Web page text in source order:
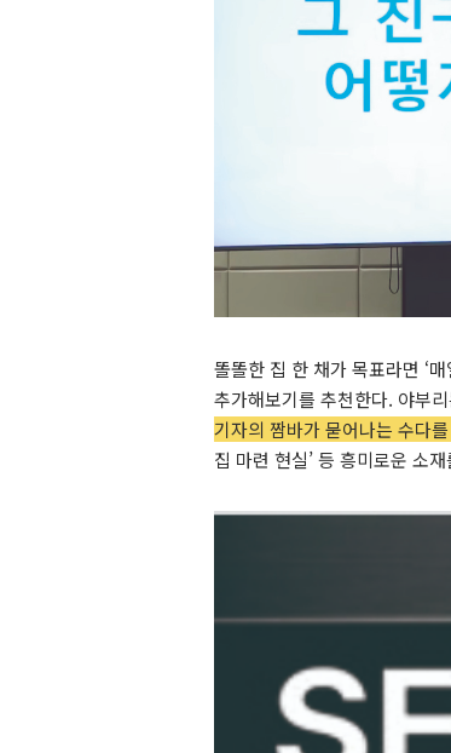
똘똘한 집 한 채가 목표라면 ‘
추가해보기를 추천한다. 야부
기자의 짬바가 묻어나는 수다
집 마련 현실’ 등 흥미로운 소